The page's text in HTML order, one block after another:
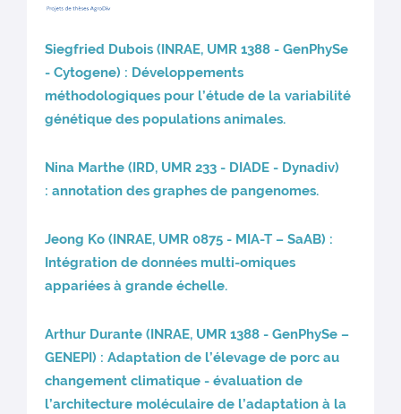
Siegfried Dubois (INRAE, UMR 1388 - GenPhySe
- Cytogene) : Développements
méthodologiques pour l’étude de la variabilité
génétique des populations animales.
Nina Marthe (IRD, UMR 233 - DIADE - Dynadiv)
: annotation des graphes de pangenomes.
Jeong Ko (INRAE, UMR 0875 - MIA-T – SaAB) :
Intégration de données multi-omiques
appariées à grande échelle.
Arthur Durante (INRAE, UMR 1388 - GenPhySe –
GENEPI) : Adaptation de l’élevage de porc au
changement climatique - évaluation de
l’architecture moléculaire de l’adaptation à la